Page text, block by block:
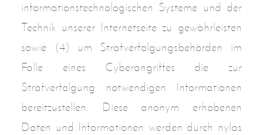
informationstechnologischen Systeme und der
Technik unserer Internetseite zu gewährleisten
sowie (4) um Strafverfolgungsbehörden im
Falle eines Cyberangriffes die zur
Strafverfolgung notwendigen Informationen
bereitzustellen. Diese anonym erhobenen
Daten und Informationen werden durch nylas